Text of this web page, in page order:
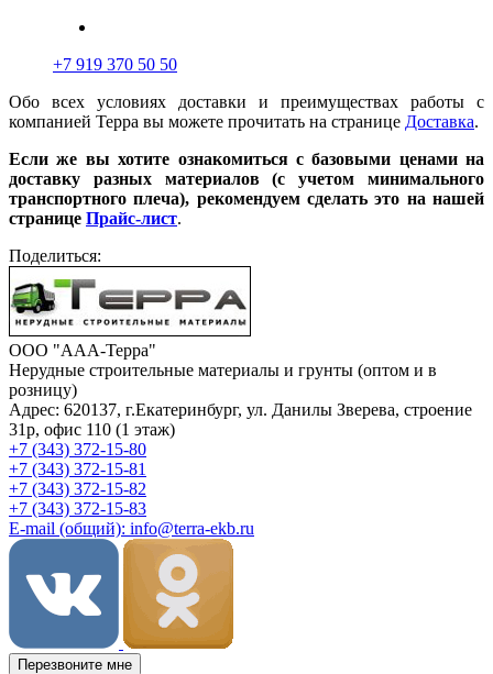
+7 919 370 50 50
Обо всех условиях доставки и преимуществах работы с
компанией Терра вы можете прочитать на странице Доставка.
Если же вы хотите ознакомиться с базовыми ценами на
доставку разных материалов (с учетом минимального
транспортного плеча), рекомендуем сделать это на нашей
странице Прайс-лист.
Поделиться:
ООО "ААА-Терра"
Нерудные строительные материалы и грунты (оптом и в
розницу)
Адрес: 620137, г.Екатеринбург, ул. Данилы Зверева, строение
31р, офис 110 (1 этаж)
+7 (343) 372-15-80
+7 (343) 372-15-81
+7 (343) 372-15-82
+7 (343) 372-15-83
E-mail (общий): info@terra-ekb.ru
Перезвоните мне